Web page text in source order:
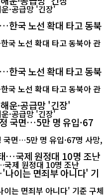
한국 노선 확대 타고 동북
한국 노선 확대 타고 동북
운·공급망 '긴장'
국면…5만 명 유입·67
…국제 원정대 10명 조난
이는 면죄부 아니다' 기